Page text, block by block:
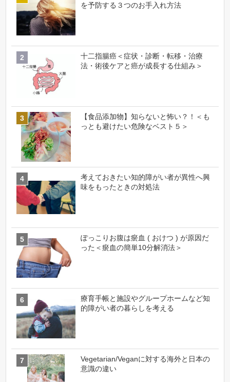
を予防する３つのお手入れ方法
十二指腸癌＜症状・診断・転移・治療
法・術後ケアと癌が成長する仕組み＞
【食品添加物】知らないと怖い？！＜も
っとも避けたい危険なベスト５＞
考えておきたい知的障がい者が異性へ興
味をもったときの対処法
ぽっこりお腹は瘀血 ( おけつ ) が原因だ
った＜瘀血の簡単10分解消法＞
療育手帳と施設やグループホームなど知
的障がい者の暮らしを考える
Vegetarian/Veganに対する海外と日本の
意識の違い